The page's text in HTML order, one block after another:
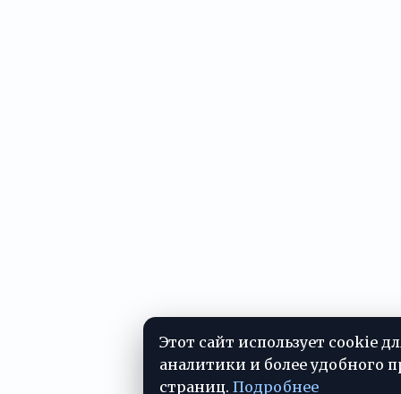
Этот сайт использует cookie
аналитики и более удобного
страниц. Подробнее